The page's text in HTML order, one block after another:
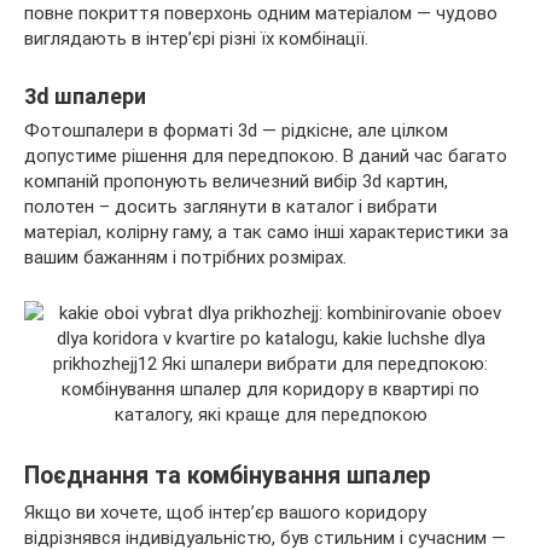
повне покриття поверхонь одним матеріалом — чудово
виглядають в інтер’єрі різні їх комбінації.
3d шпалери
Фотошпалери в форматі 3d — рідкісне, але цілком
допустиме рішення для передпокою. В даний час багато
компаній пропонують величезний вибір 3d картин,
полотен – досить заглянути в каталог і вибрати
матеріал, колірну гаму, а так само інші характеристики за
вашим бажанням і потрібних розмірах.
Поєднання та комбінування шпалер
Якщо ви хочете, щоб інтер’єр вашого коридору
відрізнявся індивідуальністю, був стильним і сучасним —